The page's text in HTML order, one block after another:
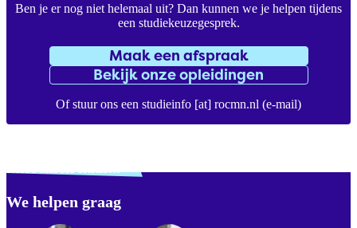
Ben je er nog niet helemaal uit? Dan kunnen we je helpen tijdens
een studiekeuzegesprek.
Maak een afspraak
Bekijk onze opleidingen
Of stuur ons een studieinfo [at] rocmn.nl (e-mail)
We helpen graag
Footer